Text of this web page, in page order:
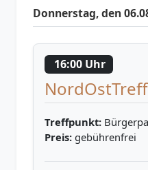
Donnerstag, den
16:00 Uhr
Treffpunkt:
Preis: gebührenfrei